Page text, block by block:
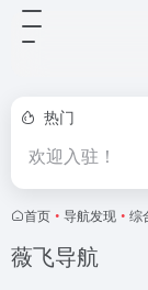
热门
欢迎入驻！
首页 • 导航发现 • 综
薇飞导航